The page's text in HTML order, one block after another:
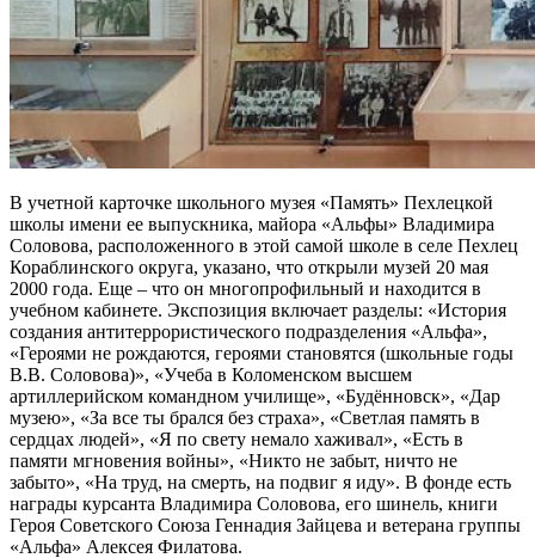
В учетной карточке школьного музея «Память» Пехлецкой
школы имени ее выпускника, майора «Альфы» Владимира
Соловова, расположенного в этой самой школе в селе Пехлец
Кораблинского округа, указано, что открыли музей 20 мая
2000 года. Еще – что он многопрофильный и находится в
учебном кабинете. Экспозиция включает разделы: «История
создания антитеррористического подразделения «Альфа»,
«Героями не рождаются, героями становятся (школьные годы
В.В. Соловова)», «Учеба в Коломенском высшем
артиллерийском командном училище», «Будённовск», «Дар
музею», «За все ты брался без страха», «Светлая память в
сердцах людей», «Я по свету немало хаживал», «Есть в
памяти мгновения войны», «Никто не забыт, ничто не
забыто», «На труд, на смерть, на подвиг я иду». В фонде есть
награды курсанта Владимира Соловова, его шинель, книги
Героя Советского Союза Геннадия Зайцева и ветерана группы
«Альфа» Алексея Филатова.